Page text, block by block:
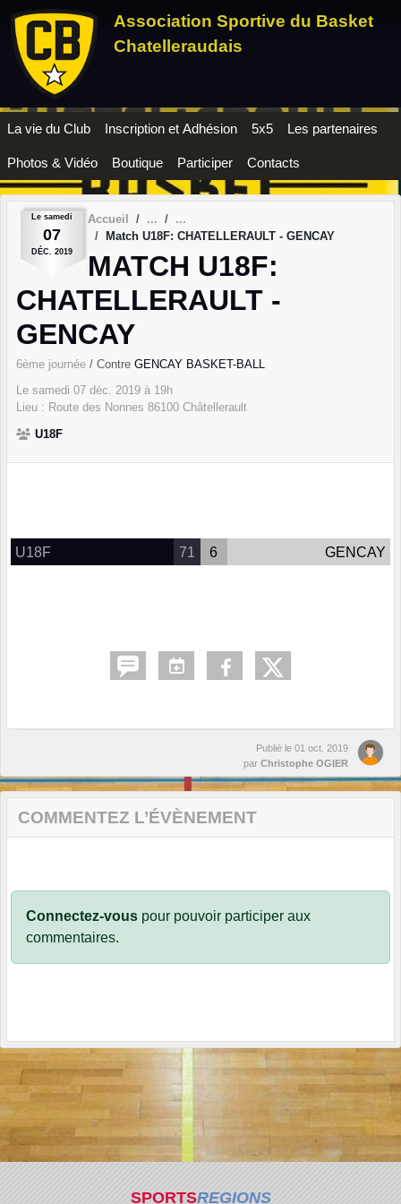
Association Sportive du Basket
Chatelleraudais
La vie du Club Inscription et Adhésion 5x5 Les partenaires
Photos & Vidéo Boutique Participer Contacts
Le samedi
07
DÉC. 2019
Accueil
Match U18F: CHATELLERAULT - GENCAY
MATCH U18F:
CHATELLERAULT -
GENCAY
6ème journée / Contre GENCAY BASKET-BALL
Le samedi 07 déc. 2019 à 19h
Lieu : Route des Nonnes 86100 Châtellerault
U18F
U18F 71 6 GENCAY
Publié le 01 oct. 2019
par Christophe OGIER
COMMENTEZ L’ÉVÈNEMENT
Connectez-vous pour pouvoir participer aux
commentaires.
SPORTSREGIONS
Panneau de gestion des cookies